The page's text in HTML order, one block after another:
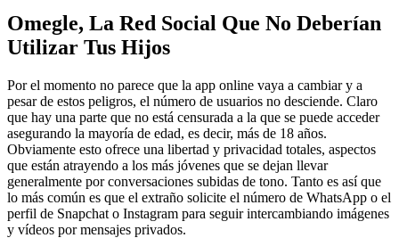
Omegle, La Red Social Que No Deberían
Utilizar Tus Hijos
Por el momento no parece que la app online vaya a cambiar y a
pesar de estos peligros, el número de usuarios no desciende. Claro
que hay una parte que no está censurada a la que se puede acceder
asegurando la mayoría de edad, es decir, más de 18 años.
Obviamente esto ofrece una libertad y privacidad totales, aspectos
que están atrayendo a los más jóvenes que se dejan llevar
generalmente por conversaciones subidas de tono. Tanto es así que
lo más común es que el extraño solicite el número de WhatsApp o el
perfil de Snapchat o Instagram para seguir intercambiando imágenes
y vídeos por mensajes privados.